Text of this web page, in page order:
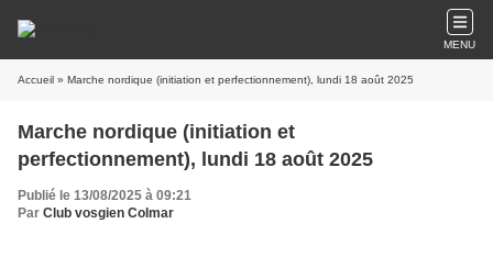
MENU
Accueil » Marche nordique (initiation et perfectionnement), lundi 18 août 2025
Marche nordique (initiation et
perfectionnement), lundi 18 août 2025
Publié le 13/08/2025 à 09:21
Par Club vosgien Colmar